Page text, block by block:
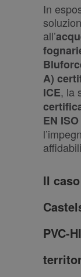
In
all’
A)
ICE, la
EN
Il
PVC-